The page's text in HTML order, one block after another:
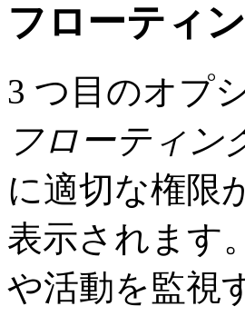
フローティ
3 つ目のオプ
フローティン
に適切な権限
表示されます
や活動を監視